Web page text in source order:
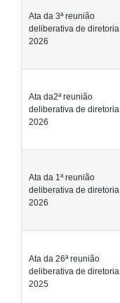
Ata da 3ª reunião
deliberativa de diretoria
2026
Ata da2ª reunião
deliberativa de diretoria
2026
Ata da 1ª reunião
deliberativa de diretoria
2026
Ata da 26ª reunião
deliberativa de diretoria
2025